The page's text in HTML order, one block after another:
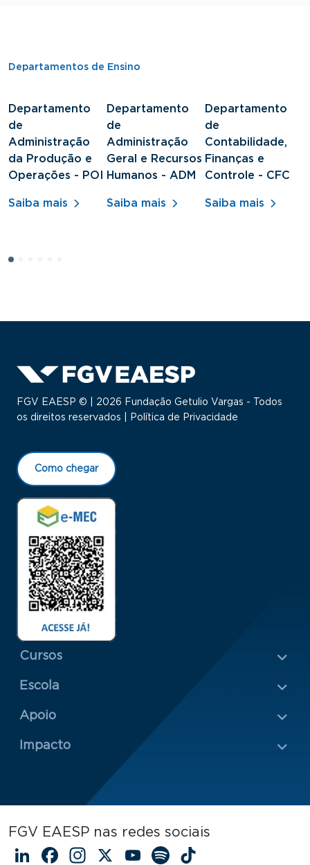
Departamentos de Ensino
Departamento
de
Administração
da Produção e
Operações - POI
Saiba mais
Departamento
de
Administração
Geral e Recursos
Humanos - ADM
Saiba mais
Departamento
de
Contabilidade,
Finanças e
Controle - CFC
Saiba mais
FGV EAESP © | 2026 Fundação Getulio Vargas - Todos
os direitos reservados |
Política de Privacidade
Como chegar
Menu Rodapé 1
Cursos
Escola
Rodapé 2
Apoio
Impacto
FGV EAESP nas redes sociais
LinkedIn
Facebook
Instagram
X YouTube
Spotify